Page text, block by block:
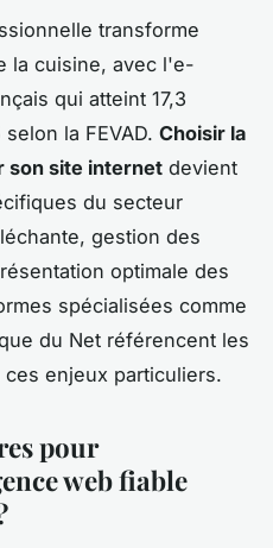
transforme
la cuisine, avec l'e-
qui atteint 17,3
la FEVAD. Choisir la
son site internet devient
du secteur
gestion des
optimale des
spécialisées comme
du Net référencent les
enjeux particuliers.
pour
web fiable